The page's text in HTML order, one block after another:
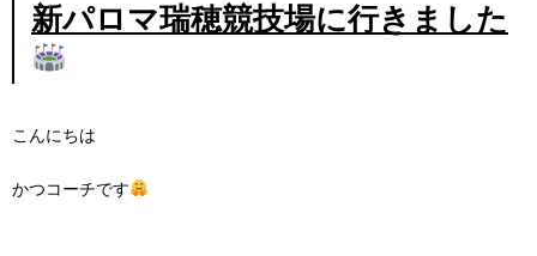
新パロマ瑞穂競技場に行きました
こんにちは
かつコーチです